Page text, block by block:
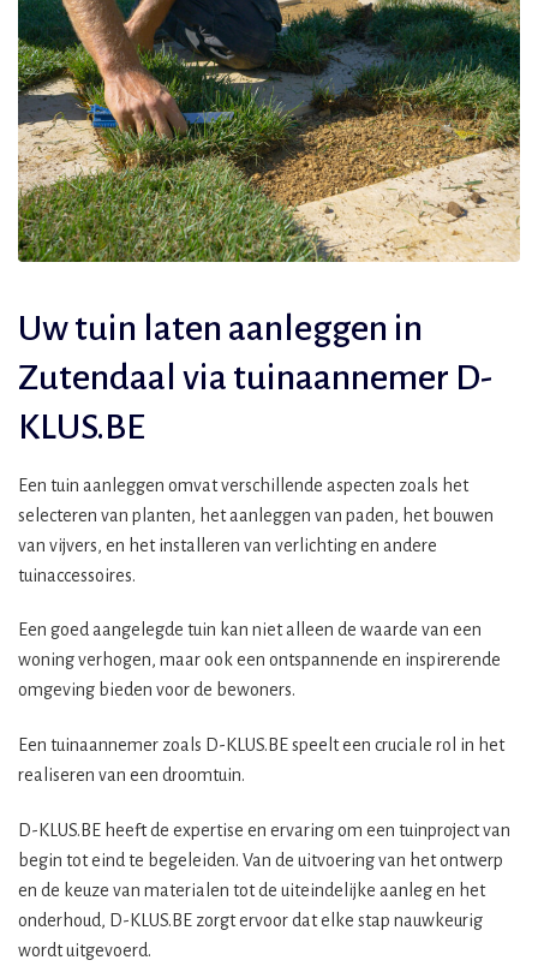
Uw tuin laten aanleggen in
Zutendaal via tuinaannemer D-
KLUS.BE
Een tuin aanleggen omvat verschillende aspecten zoals het
selecteren van planten, het aanleggen van paden, het bouwen
van vijvers, en het installeren van verlichting en andere
tuinaccessoires.
Een goed aangelegde tuin kan niet alleen de waarde van een
woning verhogen, maar ook een ontspannende en inspirerende
omgeving bieden voor de bewoners.
Een tuinaannemer zoals D-KLUS.BE speelt een cruciale rol in het
realiseren van een droomtuin.
D-KLUS.BE heeft de expertise en ervaring om een tuinproject van
begin tot eind te begeleiden. Van de uitvoering van het ontwerp
en de keuze van materialen tot de uiteindelijke aanleg en het
onderhoud, D-KLUS.BE zorgt ervoor dat elke stap nauwkeurig
wordt uitgevoerd.